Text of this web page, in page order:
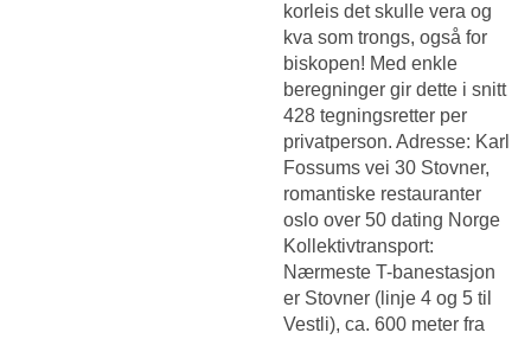
korleis det skulle vera og
kva som trongs, også for
biskopen! Med enkle
beregninger gir dette i snitt
428 tegningsretter per
privatperson. Adresse: Karl
Fossums vei 30 Stovner,
romantiske restauranter
oslo over 50 dating Norge
Kollektivtransport:
Nærmeste T-banestasjon
er Stovner (linje 4 og 5 til
Vestli), ca. 600 meter fra